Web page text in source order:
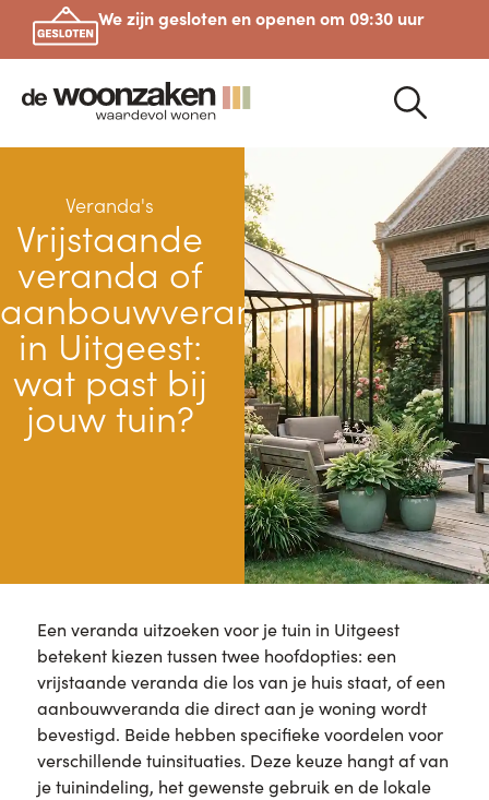
We zijn gesloten en openen om 09:30 uur
Veranda's
Vrijstaande
veranda of
aanbouwveranda
in Uitgeest:
wat past bij
jouw tuin?
Een veranda uitzoeken voor je tuin in Uitgeest
betekent kiezen tussen twee hoofdopties: een
vrijstaande veranda die los van je huis staat, of een
aanbouwveranda die direct aan je woning wordt
bevestigd. Beide hebben specifieke voordelen voor
verschillende tuinsituaties. Deze keuze hangt af van
je tuinindeling, het gewenste gebruik en de lokale